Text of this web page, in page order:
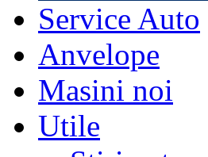
Service Auto
Anvelope
Masini noi
Utile